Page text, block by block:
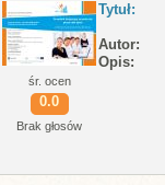
śr. ocen
0.0
Brak głosów
Tytuł
Autor
Opis